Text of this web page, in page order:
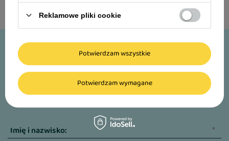
-10%
Zapisz się do newslettera i odbierz rabat* na
swoje pierwsze zakupy!
Imię i nazwisko:
Reklamowe pliki cookie
Potwierdzam wymagane
Potwierdzam wszystkie